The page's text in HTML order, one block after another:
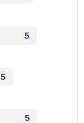
5
5
5